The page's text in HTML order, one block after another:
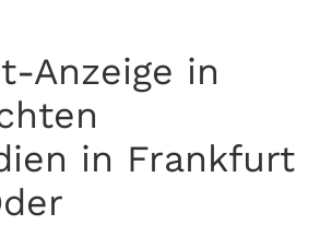
Anzeige in
in Frankfurt